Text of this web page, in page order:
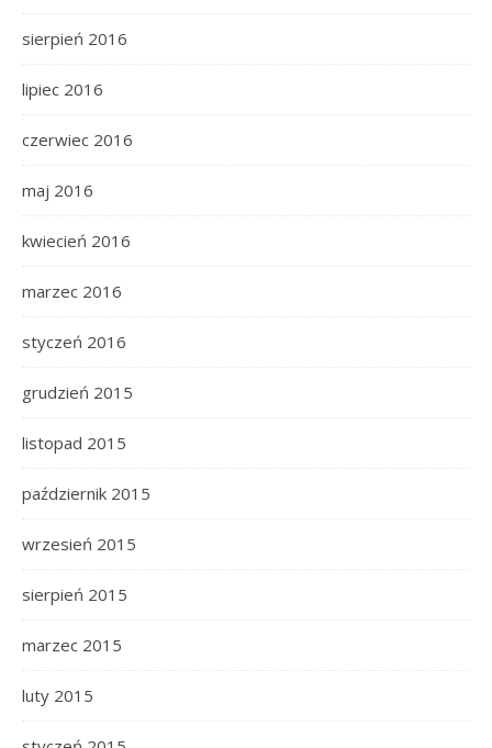
sierpień 2016
lipiec 2016
czerwiec 2016
maj 2016
kwiecień 2016
marzec 2016
styczeń 2016
grudzień 2015
listopad 2015
październik 2015
wrzesień 2015
sierpień 2015
marzec 2015
luty 2015